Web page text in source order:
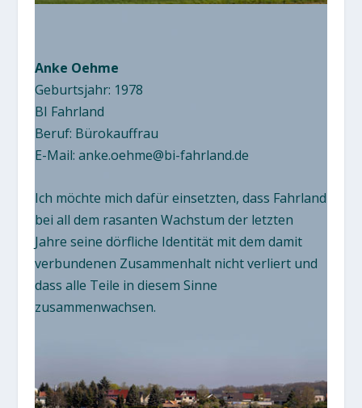
Anke Oehme
Geburtsjahr: 1978
BI Fahrland
Beruf: Bürokauffrau
E-Mail: anke.oehme@bi-fahrland.de
Ich möchte mich dafür einsetzten, dass Fahrland
bei all dem rasanten Wachstum der letzten
Jahre seine dörfliche Identität mit dem damit
verbundenen Zusammenhalt nicht verliert und
dass alle Teile in diesem Sinne
zusammenwachsen.